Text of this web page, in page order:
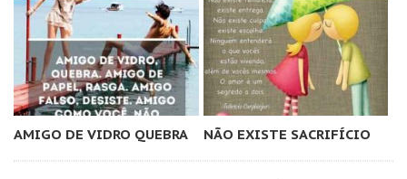
AMIGO DE VIDRO QUEBRA NÃO EXISTE SACRIFÍCIO